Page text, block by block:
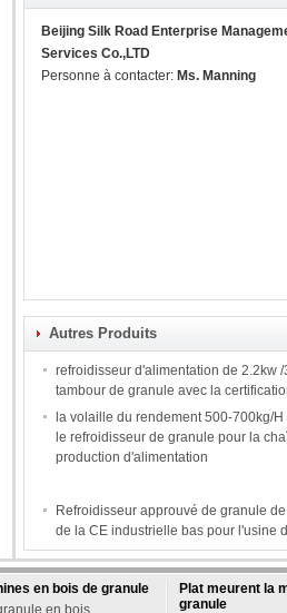
Beijing Silk Road Enterprise
Services Co.,LTD
Personne à contacter: Ms. Manning
Autres Produits
refroidisseur d'alimentation de 2.2kw
tambour de granule avec la
la volaille du rendement 500-700kg/
le refroidisseur de granule pour la
production d'alimentation
Refroidisseur approuvé de granule
de la CE industrielle bas pour l'usine
en bois de granule
en bois
Plat meurent la
granule